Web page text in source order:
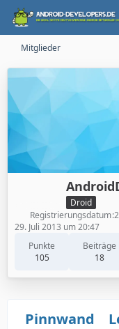
Mitglieder
Droid
Punkte
105
Beiträge
18
Registrierungsdatum
29. Juli 2013 um 20:47
Pinnwand